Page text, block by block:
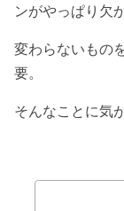
ンがやっぱり欠
変わらないもの
要。
そんなことに気